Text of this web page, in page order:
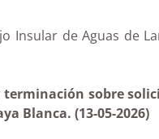
Insular de Aguas de
sobre
Blanca. (13-05-2026)